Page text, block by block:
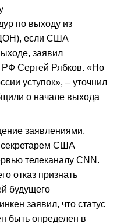
по выходу из
если США
заявил
РФ Сергей Рябков. «Но
уступок», – уточнил
о начале выхода
заявлениями,
секретарем США
телеканалу CNN.
отказ признать
будущего
заявил, что статус
быть определен в